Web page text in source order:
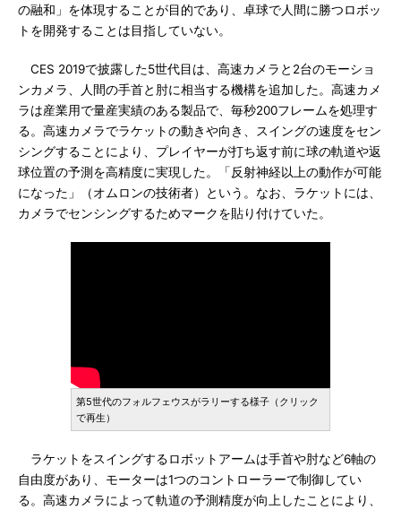
の融和」を体現することが目的であり、卓球で人間に勝つロボッ
トを開発することは目指していない。
CES 2019で披露した5世代目は、高速カメラと2台のモーショ
ンカメラ、人間の手首と肘に相当する機構を追加した。高速カメ
ラは産業用で量産実績のある製品で、毎秒200フレームを処理す
る。高速カメラでラケットの動きや向き、スイングの速度をセン
シングすることにより、プレイヤーが打ち返す前に球の軌道や返
球位置の予測を高精度に実現した。「反射神経以上の動作が可能
になった」（オムロンの技術者）という。なお、ラケットには、
カメラでセンシングするためマークを貼り付けていた。
第5世代のフォルフェウスがラリーする様子（クリック
で再生）
ラケットをスイングするロボットアームは手首や肘など6軸の
自由度があり、モーターは1つのコントローラーで制御してい
る。高速カメラによって軌道の予測精度が向上したことにより、